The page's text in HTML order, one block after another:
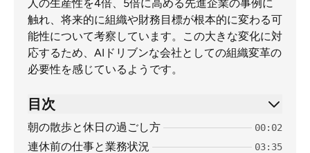
人の生産性を4倍、5倍に高める先進企業の事例に
触れ、将来的に組織や財務目標が根本的に変わる可
能性について考察しています。この大きな変化に対
応するため、AIドリブンな会社としての組織変革の
必要性を感じているようです。
目次
朝の散歩と休日の過ごし方 00:02
連休前の仕事と業務状況 03:35